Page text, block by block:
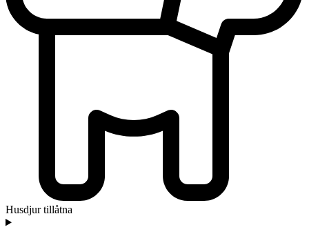
Husdjur tillåtna